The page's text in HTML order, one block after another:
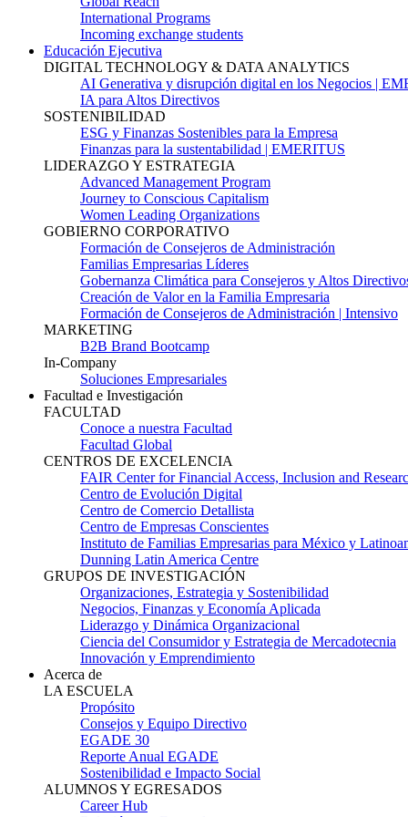
International Programs
Incoming exchange students
Educación Ejecutiva
DIGITAL TECHNOLOGY & DATA ANALYTICS
AI Generativa y disrupción digital en los Negocios |
IA para Altos Directivos
SOSTENIBILIDAD
ESG y Finanzas Sostenibles para la Empresa
Finanzas para la sustentabilidad | EMERITUS
LIDERAZGO Y ESTRATEGIA
Advanced Management Program
Journey to Conscious Capitalism
Women Leading Organizations
GOBIERNO CORPORATIVO
Formación de Consejeros de Administración
Familias Empresarias Líderes
Gobernanza Climática para Consejeros y Altos
Creación de Valor en la Familia Empresaria
Formación de Consejeros de Administración | Intensivo
MARKETING
B2B Brand Bootcamp
In-Company
Soluciones Empresariales
Facultad e Investigación
FACULTAD
Conoce a nuestra Facultad
Facultad Global
CENTROS DE EXCELENCIA
FAIR Center for Financial Access, Inclusion and
Centro de Evolución Digital
Centro de Comercio Detallista
Centro de Empresas Conscientes
Instituto de Familias Empresarias para México y
Dunning Latin America Centre
GRUPOS DE INVESTIGACIÓN
Organizaciones, Estrategia y Sostenibilidad
Negocios, Finanzas y Economía Aplicada
Liderazgo y Dinámica Organizacional
Ciencia del Consumidor y Estrategia de Mercadotecnia
Innovación y Emprendimiento
Acerca de
LA ESCUELA
Propósito
Consejos y Equipo Directivo
EGADE 30
Reporte Anual EGADE
Sostenibilidad e Impacto Social
ALUMNOS Y EGRESADOS
Career Hub